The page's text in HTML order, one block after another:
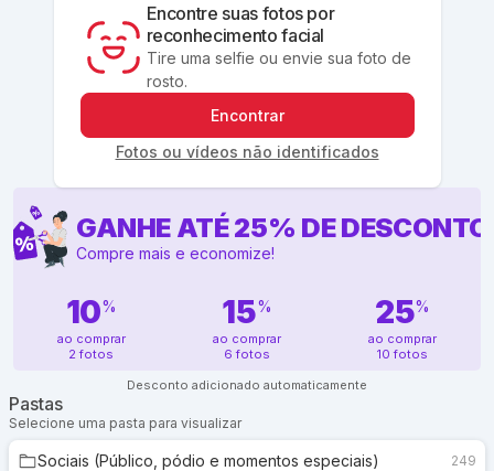
Encontre suas fotos por
reconhecimento facial
Tire uma selfie ou envie sua foto de
rosto.
Encontrar
Fotos ou vídeos não identificados
GANHE ATÉ25% DE DESCONTO
Compre mais e economize!
10%
ao comprar
2 fotos
15%
ao comprar
6 fotos
25%
ao comprar
10 fotos
Desconto adicionado automaticamente
Pastas
Selecione uma pasta para visualizar
Sociais (Público, pódio e momentos especiais) 249